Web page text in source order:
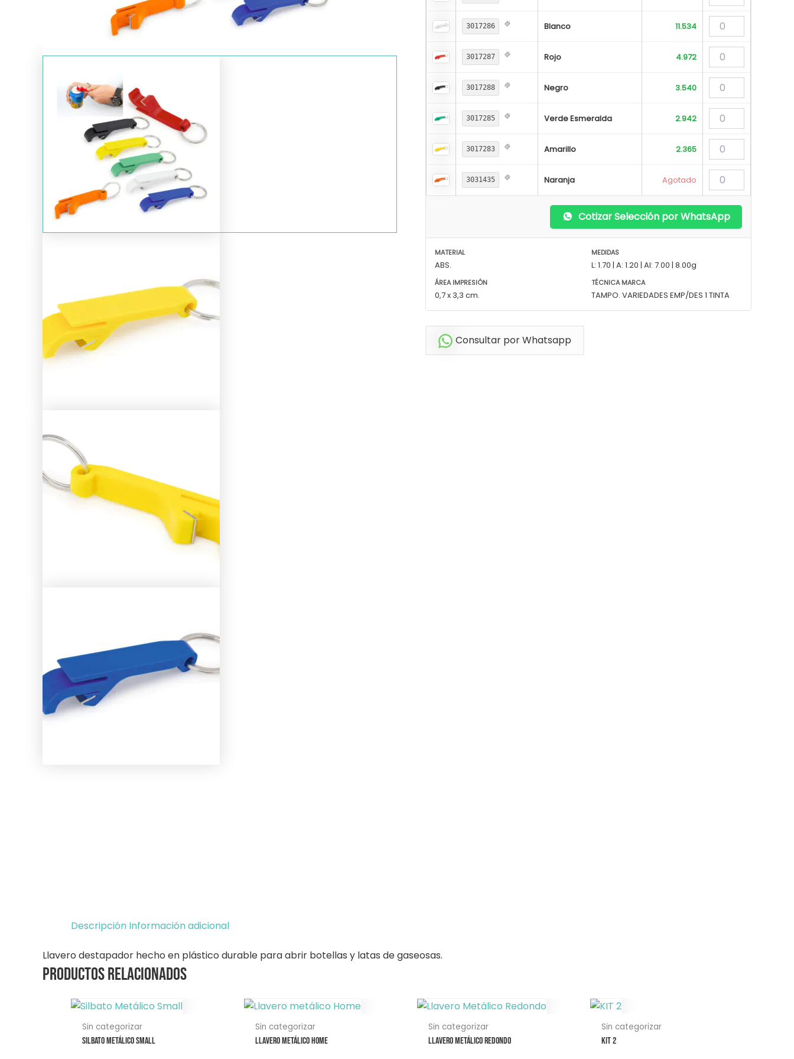
3017286 Blanco 11.534
3017287 Rojo 4.972
3017288 Negro 3.540
3017285 Verde Esmeralda 2.942
3017283 Amarillo 2.365
3031435 Naranja Agotado
Cotizar Selección por WhatsApp
MATERIAL
ABS.
MEDIDAS
L: 1.70 | A: 1.20 | Al: 7.00 | 8.00g
ÁREA IMPRESIÓN
0,7 x 3,3 cm.
TÉCNICA MARCA
TAMPO. VARIEDADES EMP/DES 1 TINTA
Consultar por Whatsapp
Descripción Información adicional
Llavero destapador hecho en plástico durable para abrir botellas y latas de gaseosas.
Productos relacionados
Sin categorizar
Silbato Metálico Small
Este
producto
tiene
Sin categorizar
Llavero metálico Home
Este
producto
tiene
Sin categorizar
Llavero Metálico Redondo
Este
producto
tiene
Sin categorizar
KIT 2